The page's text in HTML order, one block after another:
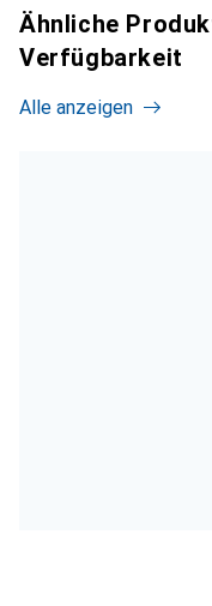
Ähnliche
Verfügbarkeit
Alle anzeigen